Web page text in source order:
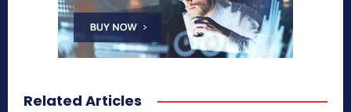
Related Articles